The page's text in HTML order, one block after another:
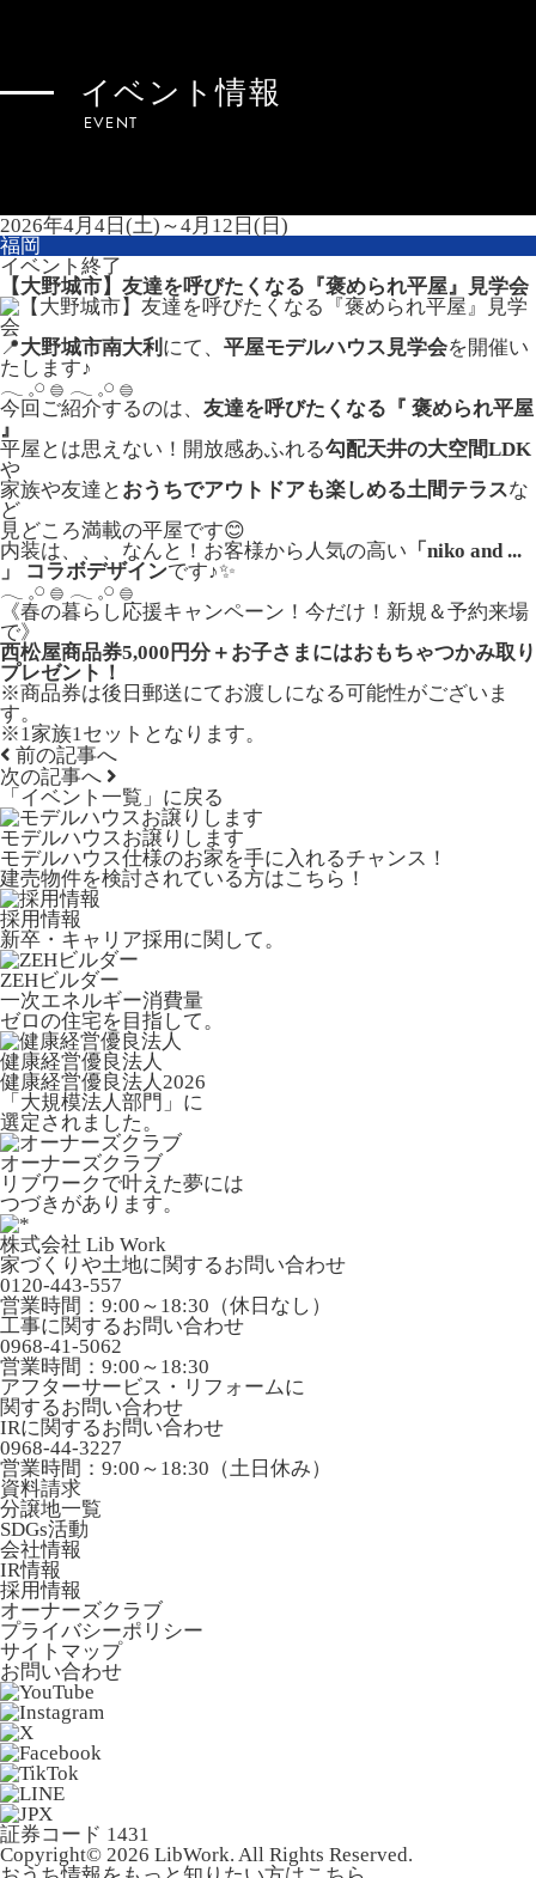
イベント情報
EVENT
2026年4月4日(土)～4月12日(日)
福岡
イベント終了
【大野城市】友達を呼びたくなる『褒められ平屋』見学会
📍大野城市南大利 にて、 平屋モデルハウス見学会を開催い
たします♪
𓂃 𓈒𓏸 𓐍 𓂃 𓈒𓏸 𓐍
今回ご紹介するのは、 友達を呼びたくなる『 褒められ平屋
』
平屋とは思えない！開放感あふれる勾配天井の大空間LDK
や
家族や友達と おうちでアウトドアも楽しめる土間テラスな
ど
見どころ満載の平屋です😊
内装は、、、なんと！お客様から人気の高い 「niko and ...
」 コラボデザインです♪✨
𓂃 𓈒𓏸 𓐍 𓂃 𓈒𓏸 𓐍
《春の暮らし応援キャンペーン！今だけ！新規＆予約来場
で》
西松屋商品券5,000円分＋お子さまにはおもちゃつかみ取り
プレゼント！
※商品券は後日郵送にてお渡しになる可能性がございま
す。
※1家族1セットとなります。
前の記事へ
次の記事へ
「イベント一覧」 に戻る
モデルハウスお譲りします
モデルハウス仕様のお家を手に入れるチャンス！
建売物件を検討されている方はこちら！
採用情報
新卒・キャリア採用に関して。
ZEHビルダー
一次エネルギー消費量
ゼロの住宅を目指して。
健康経営優良法人
健康経営優良法人2026
「大規模法人部門」に
選定されました。
オーナーズクラブ
リブワークで叶えた夢には
つづきがあります。
株式会社 Lib Work
家づくりや土地に関するお問い合わせ
0120-443-557
営業時間：9:00～18:30（休日なし）
工事に関するお問い合わせ
0968-41-5062
営業時間：9:00～18:30
アフターサービス・リフォームに
関するお問い合わせ
IRに関するお問い合わせ
0968-44-3227
営業時間：9:00～18:30（土日休み）
資料請求
分譲地一覧
SDGs活動
会社情報
IR情報
採用情報
オーナーズクラブ
プライバシーポリシー
サイトマップ
お問い合わせ
証券コード 1431
Copyright© 2026 LibWork. All Rights Reserved.